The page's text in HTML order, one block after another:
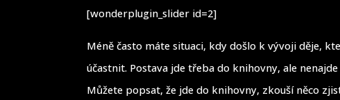
[wonderplugin_slider id=2]
Méně často máte situaci, kdy došlo k vývoji děje,
účastnit. Postava jde třeba do knihovny, ale
Můžete popsat, že jde do knihovny, zkouší něco